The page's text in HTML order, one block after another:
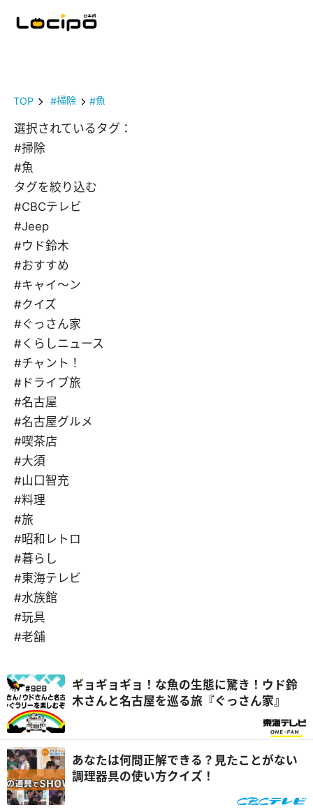
TOP #掃除 #魚
選択されているタグ：
#掃除
#魚
タグを絞り込む
#CBCテレビ
#Jeep
#ウド鈴木
#おすすめ
#キャイ～ン
#クイズ
#ぐっさん家
#くらしニュース
#チャント！
#ドライブ旅
#名古屋
#名古屋グルメ
#喫茶店
#大須
#山口智充
#料理
#旅
#昭和レトロ
#暮らし
#東海テレビ
#水族館
#玩具
#老舗
ギョギョギョ！な魚の生態に驚き！ウド鈴
木さんと名古屋を巡る旅『ぐっさん家』
あなたは何問正解できる？見たことがない
調理器具の使い方クイズ！